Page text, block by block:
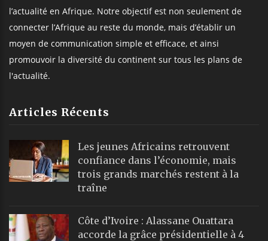
l’actualité en Afrique. Notre objectif est non seulement de
connecter l’Afrique au reste du monde, mais d’établir un
moyen de communication simple et efficace, et ainsi
promouvoir la diversité du continent sur tous les plans de
l'actualité.
Articles Récents
Les jeunes Africains retrouvent
confiance dans l’économie, mais
trois grands marchés restent à la
traîne
Côte d’Ivoire : Alassane Ouattara
accorde la grâce présidentielle à 4